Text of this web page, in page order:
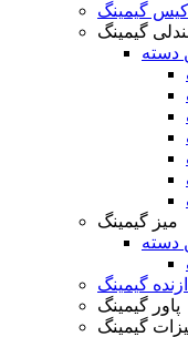
کیس گیمینگ
گیمینگ
دسته
میز گیمینگ
دسته
گیمینگ
پاور گیمینگ
گیمینگ